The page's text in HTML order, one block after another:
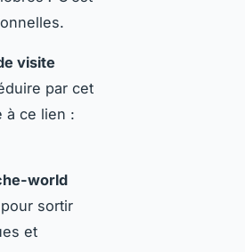
visite
par cet
à ce lien :
world
sortir
et